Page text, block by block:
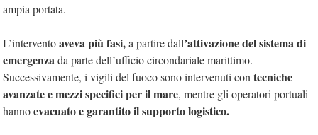
ampia portata.
L’interventoaveva più fasi,a partire dall’attivazione del sistema di
emergenzada parte dell’ufficio circondariale marittimo.
Successivamente, i vigili del fuoco sono intervenuti con tecniche
avanzate e mezzi specifici per il mare, mentre gli operatori portuali
hannoevacuato e garantito il supporto logistico.